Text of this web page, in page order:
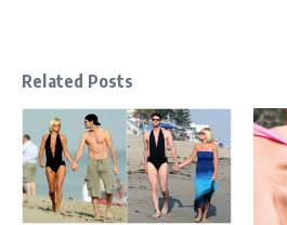
Related Posts